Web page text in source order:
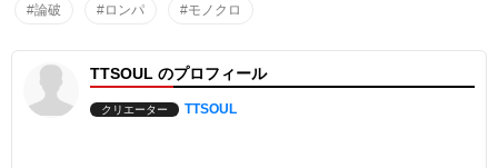
#論破 #ロンパ #モノクロ
TTSOUL のプロフィール
クリエーター TTSOUL